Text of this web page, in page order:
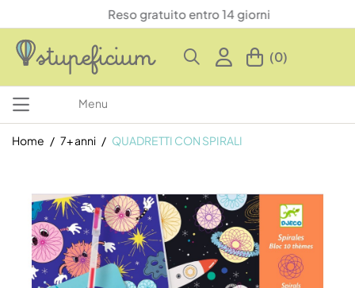
Reso gratuito entro 14 giorni
(0)
Menu
Home 7+ anni QUADRETTI CON SPIRALI